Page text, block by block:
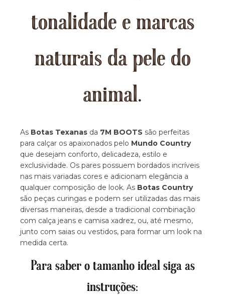
tonalidade e marcas
naturais da pele do
animal.
As Botas Texanas da 7M BOOTS são perfeitas
para calçar os apaixonados pelo Mundo Country
que desejam conforto, delicadeza, estilo e
exclusividade. Os pares possuem bordados incríveis
nas mais variadas cores e adicionam elegância a
qualquer composição de look. As Botas Country
são peças curingas e podem ser utilizadas das mais
diversas maneiras, desde a tradicional combinação
com calça jeans e camisa xadrez, ou, até mesmo,
junto com saias ou vestidos, para formar um look na
medida certa.
Para saber o tamanho ideal siga as
instruções: